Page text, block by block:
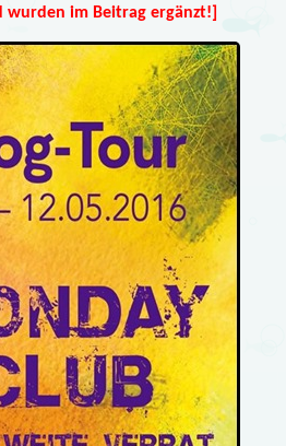
wurden im Beitrag ergänzt!]